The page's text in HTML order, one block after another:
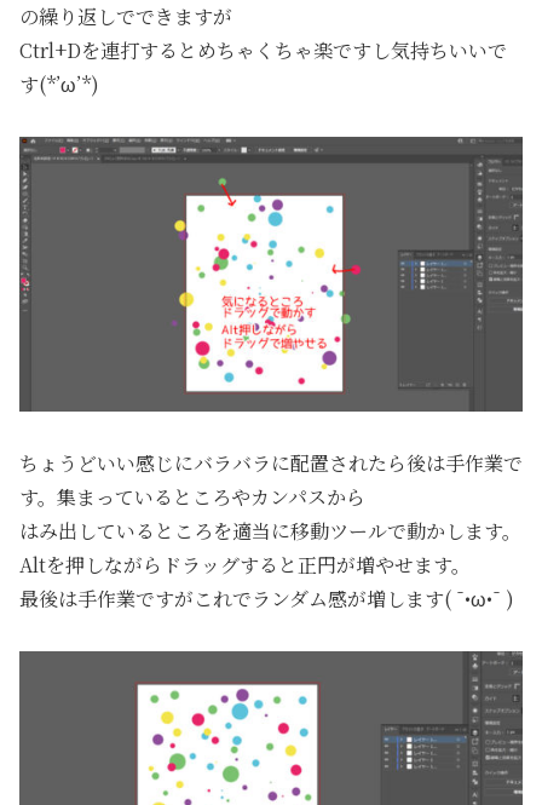
の繰り返しでできますが
Ctrl+Dを連打するとめちゃくちゃ楽ですし気持ちいいで
す(*’ω’*)
ちょうどいい感じにバラバラに配置されたら後は手作業で
す。集まっているところやカンパスから
はみ出しているところを適当に移動ツールで動かします。
Altを押しながらドラッグすると正円が増やせます。
最後は手作業ですがこれでランダム感が増します( ¯•ω•¯ )